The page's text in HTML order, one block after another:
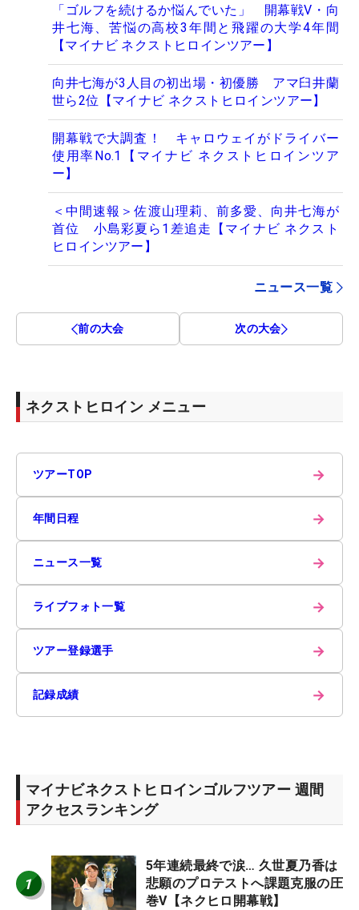
「ゴルフを続けるか悩んでいた」 開幕戦V・向
井七海、苦悩の高校3年間と飛躍の大学4年間
【マイナビ ネクストヒロインツアー】
向井七海が3人目の初出場・初優勝 アマ臼井蘭
世ら2位【マイナビ ネクストヒロインツアー】
開幕戦で大調査！ キャロウェイがドライバー
使用率No.1【マイナビ ネクストヒロインツア
ー】
＜中間速報＞佐渡山理莉、前多愛、向井七海が
首位 小島彩夏ら1差追走【マイナビ ネクスト
ヒロインツアー】
ニュース一覧
前の大会 次の大会
ネクストヒロイン メニュー
ツアーTOP →
年間日程 →
ニュース一覧 →
ライブフォト一覧 →
ツアー登録選手 →
記録成績 →
マイナビネクストヒロインゴルフツアー 週間
アクセスランキング
1
5年連続最終で涙… 久世夏乃香は
悲願のプロテストへ課題克服の圧
巻V【ネクヒロ開幕戦】